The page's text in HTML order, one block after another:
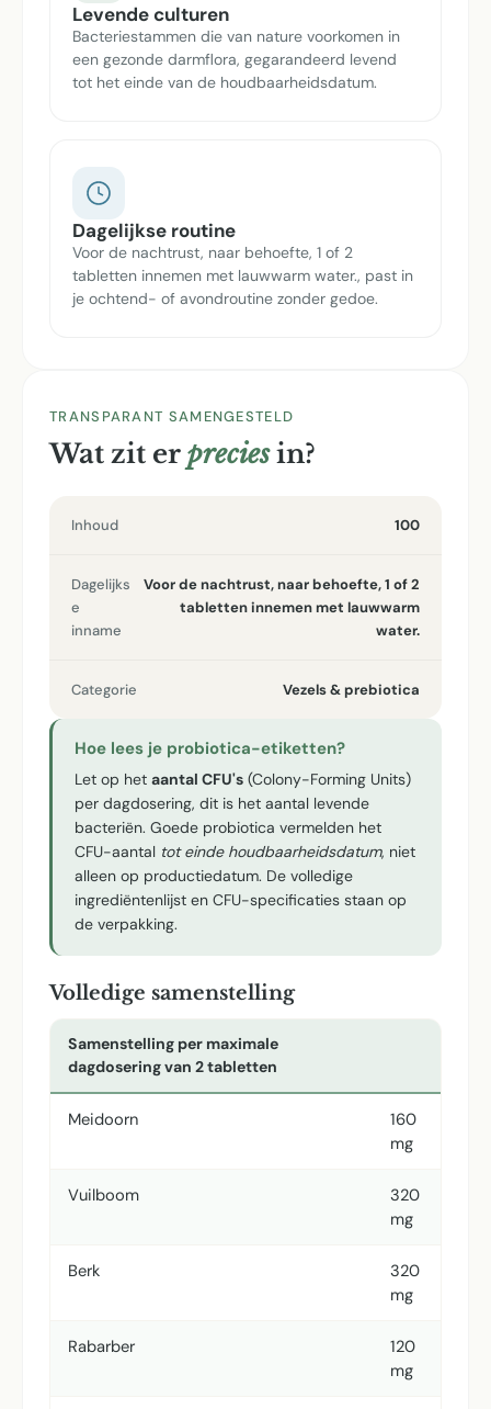
Levende culturen
Bacteriestammen die van nature voorkomen in
een gezonde darmflora, gegarandeerd levend
tot het einde van de houdbaarheidsdatum.
Dagelijkse routine
Voor de nachtrust, naar behoefte, 1 of 2
tabletten innemen met lauwwarm water., past in
je ochtend- of avondroutine zonder gedoe.
TRANSPARANT SAMENGESTELD
Wat zit er preciesin?
Inhoud 100
Dagelijks
e
inname
Voor de nachtrust, naar behoefte, 1 of 2
tabletten innemen met lauwwarm
water.
Categorie Vezels & prebiotica
Hoe lees je probiotica-etiketten?
Let op het aantal CFU's (Colony-Forming Units)
per dagdosering, dit is het aantal levende
bacteriën. Goede probiotica vermelden het
CFU-aantal tot einde houdbaarheidsdatum, niet
alleen op productiedatum. De volledige
ingrediëntenlijst en CFU-specificaties staan op
de verpakking.
Volledige samenstelling
Samenstelling per maximale
dagdosering van 2 tabletten
Meidoorn
160
mg
Vuilboom
320
mg
Berk
320
mg
Rabarber
120
mg